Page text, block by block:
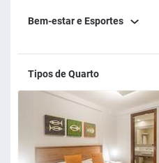
Bem-estar e Esportes
Tipos de Quarto